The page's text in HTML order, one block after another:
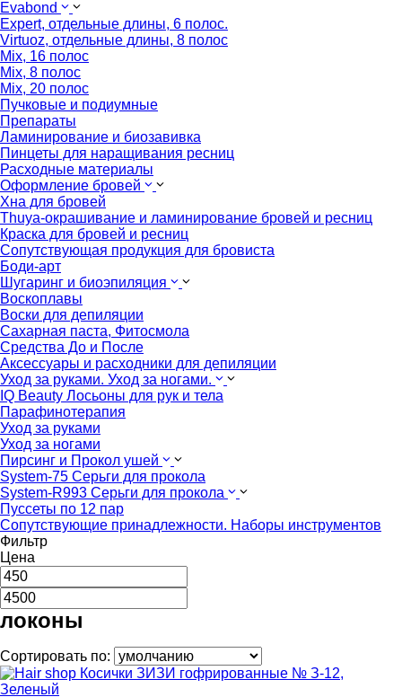
Evabond
Expert, отдельные длины, 6 полос.
Virtuoz, отдельные длины, 8 полос
Mix, 16 полос
Mix, 8 полос
Mix, 20 полос
Пучковые и подиумные
Препараты
Ламинирование и биозавивка
Пинцеты для наращивания ресниц
Расходные материалы
Оформление бровей
Хна для бровей
Thuya-окрашивание и ламинирование бровей и ресниц
Краска для бровей и ресниц
Сопутствующая продукция для бровиста
Боди-арт
Шугаринг и биоэпиляция
Воскоплавы
Воски для депиляции
Сахарная паста, Фитосмола
Средства До и После
Аксессуары и расходники для депиляции
Уход за руками. Уход за ногами.
IQ Beauty Лосьоны для рук и тела
Парафинотерапия
Уход за руками
Уход за ногами
Пирсинг и Прокол ушей
System-75 Серьги для прокола
System-R993 Серьги для прокола
Пуссеты по 12 пар
Cопутствующие принадлежности. Наборы инструментов
Фильтр
Цена
локоны
Сортировать по: